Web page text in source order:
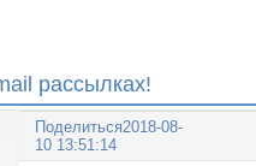
рассылках!
Поделиться2018-08-
10 13:51:14